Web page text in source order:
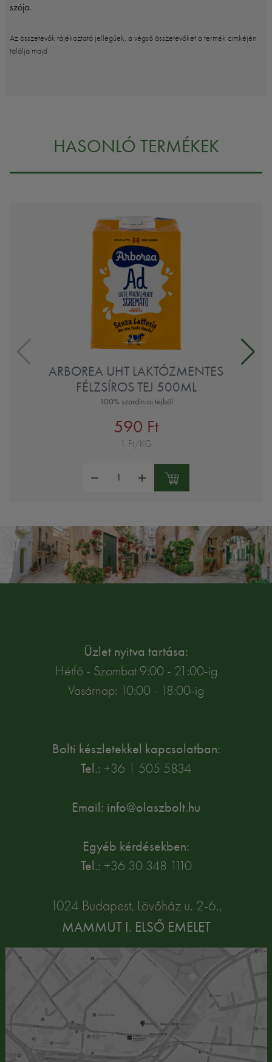
szója.
Az összetevők tájékoztató jellegűek, a végső összetevőket a termék cimkéjén
találja majd
HASONLÓ TERMÉKEK
ARBOREA UHT LAKTÓZMENTES
FÉLZSÍROS TEJ 500ML
100% szardíniai tejből
590 Ft
1 Ft/KG
Üzlet nyitva tartása:
Hétfő - Szombat 9:00 - 21:00-ig
Vasárnap: 10:00 - 18:00-ig
Bolti készletekkel kapcsolatban:
Tel.: +36 1 505 5834
Email: info@olaszbolt.hu
Egyéb kérdésekben:
Tel.: +36 30 348 1110
1024 Budapest, Lövőház u. 2-6.,
MAMMUT I. ELSŐ EMELET